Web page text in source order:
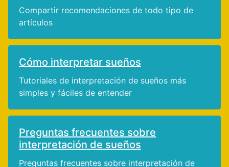
Compartir recomendaciones de todo tipo de
artículos
Cómo interpretar sueños
Tutoriales de interpretación de sueños más
simples y fáciles de entender
Preguntas frecuentes sobre
interpretación de sueños
Preguntas frecuentes sobre interpretación de